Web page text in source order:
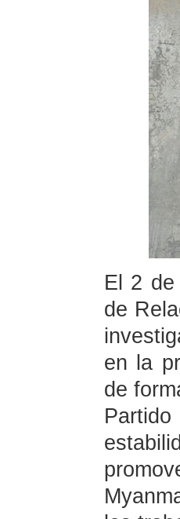
El 2
de
en la
de